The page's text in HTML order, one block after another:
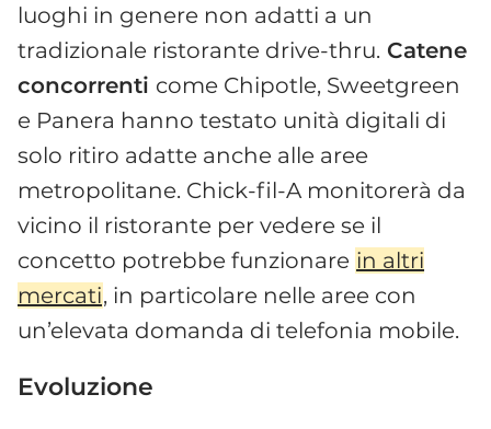
luoghi in genere non adatti a un
tradizionale ristorante drive-thru. Catene
concorrenti come Chipotle, Sweetgreen
e Panera hanno testato unità digitali di
solo ritiro adatte anche alle aree
metropolitane. Chick-fil-A monitorerà da
vicino il ristorante per vedere se il
concetto potrebbe funzionare in altri
mercati, in particolare nelle aree con
un’elevata domanda di telefonia mobile.
Evoluzione